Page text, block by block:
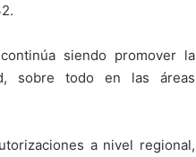
siendo promover la
sobre todo en las áreas
a nivel regional,